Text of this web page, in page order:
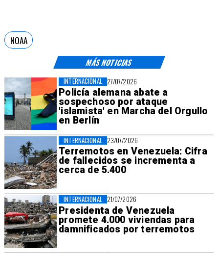
MÁS NOTICIAS
27/07/2026
Policía alemana abate a
sospechoso por ataque
'islamista' en Marcha del Orgullo
en Berlín
INTERNACIONAL
23/07/2026
Terremotos en Venezuela: Cifra
de fallecidos se incrementa a
cerca de 5.400
INTERNACIONAL
21/07/2026
Presidenta de Venezuela
promete 4.000 viviendas para
damnificados por terremotos
INTERNACIONAL
NOAA